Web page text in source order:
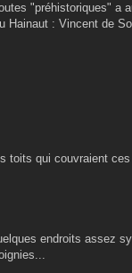
"préhistoriques" a
Hainaut : Vincent de
toits qui couvraient ces
endroits assez